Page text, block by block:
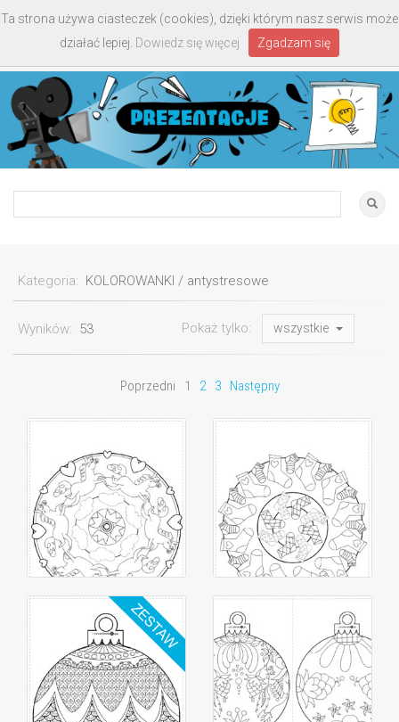
Kategoria: KOLOROWANKI / antystresowe
Wyników: 53 Pokaż tylko: wszystkie
Poprzedni 1 2 3 Następny
Ta strona używa ciasteczek (cookies), dzięki którym nasz serwis może
działać lepiej. Dowiedz się więcej Zgadzam się